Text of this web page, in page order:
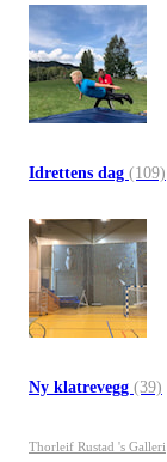
Idrettens dag (109)
Ny klatrevegg (39)
Thorleif Rustad 's Galleri